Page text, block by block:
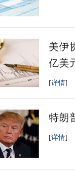
美伊
亿美
[详情]
特朗
[详情]